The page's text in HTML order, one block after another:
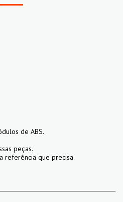
de ABS.
peças.
referência que precisa.